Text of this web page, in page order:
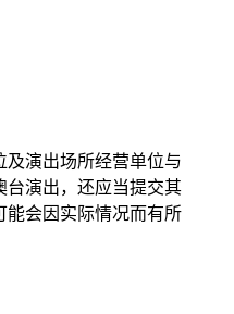
演出场所经营单位与
台演出，还应当提交其
能会因实际情况而有所